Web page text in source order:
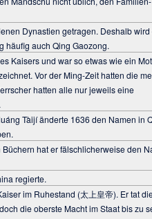
Dynastien getragen. Deshalb wird
häufig auch Qing Gaozong.
Kaisers und war so etwas wie ein
Vor der Ming-Zeit hatten die
hatten alle nur jeweils eine
Tàijí änderte 1636 den Namen in
hat er fälschlicherweise den
regierte.
im Ruhestand (太上皇帝). Er tat
die oberste Macht im Staat bis zu